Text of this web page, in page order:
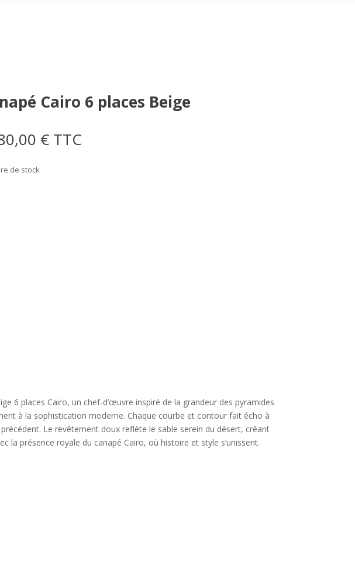
Cairo 6 places Beige
€ TTC
de stock
6 places Cairo, un chef-d’œuvre inspiré de la grandeur des pyramides
à la sophistication moderne. Chaque courbe et contour fait écho à
Le revêtement doux reflète le sable serein du désert, créant
la présence royale du canapé Cairo, où histoire et style s’unissent.